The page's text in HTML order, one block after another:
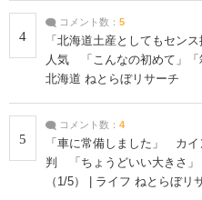
4
コメント数： 5
「北海道土産としてもセン
人気 「こんなの初めて」「
北海道 ねとらぼリサーチ
5
コメント数： 4
「車に常備しました」 カイ
判 「ちょうどいい大きさ」
（1/5） | ライフ ねとらぼリ